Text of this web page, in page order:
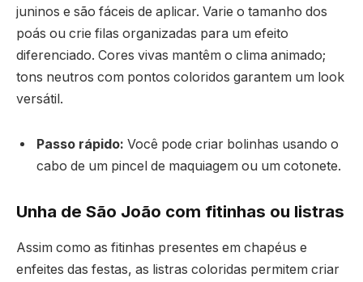
juninos e são fáceis de aplicar. Varie o tamanho dos
poás ou crie filas organizadas para um efeito
diferenciado. Cores vivas mantêm o clima animado;
tons neutros com pontos coloridos garantem um look
versátil.
Passo rápido: Você pode criar bolinhas usando o
cabo de um pincel de maquiagem ou um cotonete.
Unha de São João com fitinhas ou listras
Assim como as fitinhas presentes em chapéus e
enfeites das festas, as listras coloridas permitem criar